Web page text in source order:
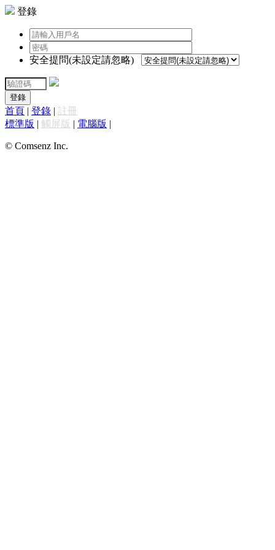
登錄
安全提問(未設定請忽略)
登錄
首頁 | 登錄 | 註冊
標準版 | 觸屏版 | 電腦版 |
© Comsenz Inc.